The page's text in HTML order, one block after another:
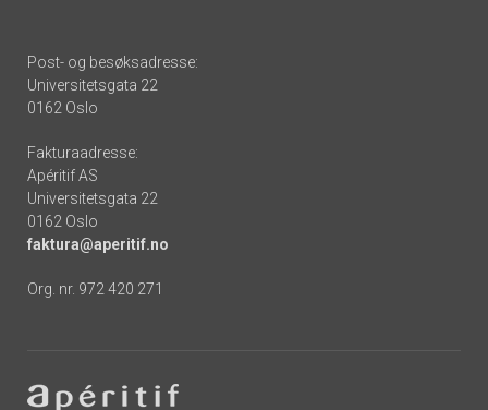
Post- og besøksadresse:
Universitetsgata 22
0162 Oslo
Fakturaadresse:
Apéritif AS
Universitetsgata 22
0162 Oslo
faktura@aperitif.no
Org. nr. 972 420 271